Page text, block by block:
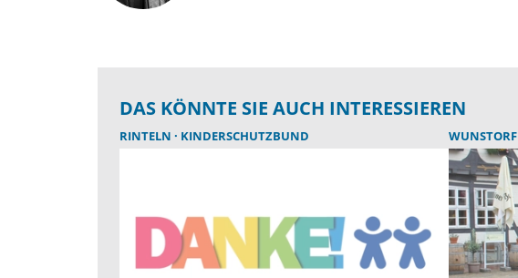
DAS KÖNNTE SIE AUCH INTERESSIEREN
RINTELN KINDERSCHUTZBUND WUNSTORF